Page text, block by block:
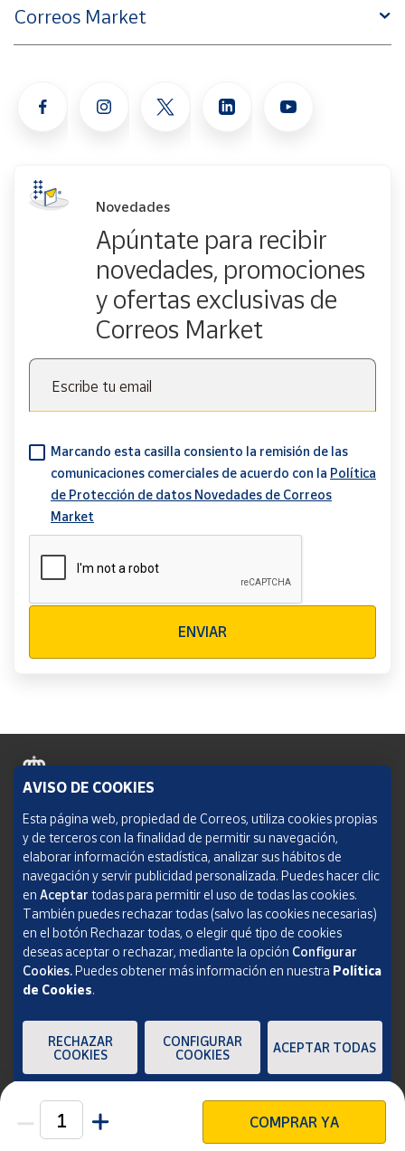
Unidades COMPRAR YA
Correos Market
Novedades
Apúntate para recibir
novedades, promociones
y ofertas exclusivas de
Correos Market
Escribe tu email
Marcando esta casilla consiento la remisión de las
comunicaciones comerciales de acuerdo con la Política
de Protección de datos Novedades de Correos
Market
ENVIAR
Política de cookies
Aviso legal
Condiciones del servicio
Política de Privacidad Web
Informe de transparencia
SOCIEDAD ESTATAL CORREOS Y TELÉGRAFOS, S.A., S.M.E. Todos los derechos
AVISO DE COOKIES
Esta página web, propiedad de Correos, utiliza cookies propias
y de terceros con la finalidad de permitir su navegación,
elaborar información estadística, analizar sus hábitos de
navegación y servir publicidad personalizada. Puedes hacer clic
en Aceptar todas para permitir el uso de todas las cookies.
También puedes rechazar todas (salvo las cookies necesarias)
en el botón Rechazar todas, o elegir qué tipo de cookies
deseas aceptar o rechazar, mediante la opción Configurar
Cookies.Puedes obtener más información en nuestra Política
de Cookies.
RECHAZAR
COOKIES
CONFIGURAR
COOKIES
ACEPTAR TODAS